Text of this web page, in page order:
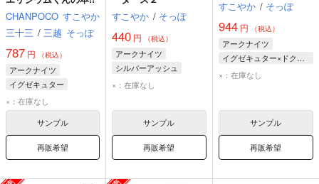
CHANPOCO すこやか
三十三 / 三越 そっぽ
787 円 （税込）
アークナイツ
イグゼキュター
エリジウム
×：在庫なし
サンプル
再販希望
すこやか / そっぽ
440 円 （税込）
アークナイツ
シルバーアッシュ
イグゼキュター
×：在庫なし
サンプル
再販希望
すこやか / そっぽ
944円 （税込）
アークナイツ
イグゼキュター×ドクター
イグゼキュター
×：在庫なし
サンプル
再販希望